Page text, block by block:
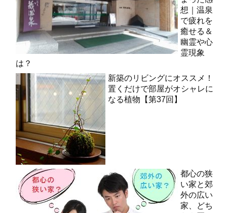
想｜温泉
で疲れを
癒せる＆
幽霊や心
霊現象
は？
新築のリビングにオススメ！
置くだけで部屋がオシャレに
なる植物【第37回】
都心の狭
い家と郊
外の広い
家、どち